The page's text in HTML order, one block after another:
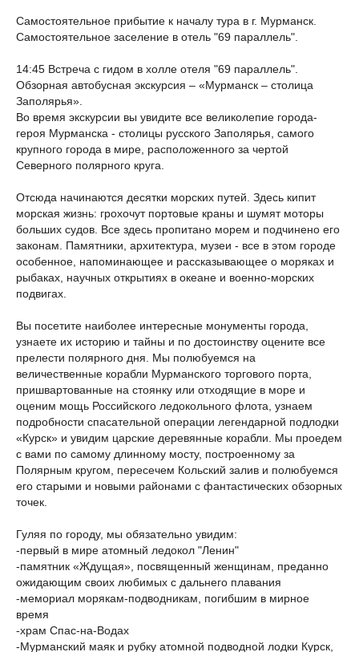
Самостоятельное прибытие к началу тура в г. Мурманск.
Самостоятельное заселение в отель "69 параллель".
14:45 Встреча с гидом в холле отеля "69 параллель".
Обзорная автобусная экскурсия – «Мурманск – столица
Заполярья».
Во время экскурсии вы увидите все великолепие города-
героя Мурманска - столицы русского Заполярья, самого
крупного города в мире, расположенного за чертой
Северного полярного круга.
Отсюда начинаются десятки морских путей. Здесь кипит
морская жизнь: грохочут портовые краны и шумят моторы
больших судов. Все здесь пропитано морем и подчинено его
законам. Памятники, архитектура, музеи - все в этом городе
особенное, напоминающее и рассказывающее о моряках и
рыбаках, научных открытиях в океане и военно-морских
подвигах.
Вы посетите наиболее интересные монументы города,
узнаете их историю и тайны и по достоинству оцените все
прелести полярного дня. Мы полюбуемся на
величественные корабли Мурманского торгового порта,
пришвартованные на стоянку или отходящие в море и
оценим мощь Российского ледокольного флота, узнаем
подробности спасательной операции легендарной подлодки
«Курск» и увидим царские деревянные корабли. Мы проедем
c вами по самому длинному мосту, построенному за
Полярным кругом, пересечем Кольский залив и полюбуемся
его старыми и новыми районами с фантастических обзорных
точек.
Гуляя по городу, мы обязательно увидим:
-первый в мире атомный ледокол "Ленин"
-памятник «Ждущая», посвященный женщинам, преданно
ожидающим своих любимых с дальнего плавания
-мемориал морякам-подводникам, погибшим в мирное
время
-храм Спас-на-Водах
-Мурманский маяк и рубку атомной подводной лодки Курск,